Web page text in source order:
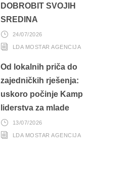
DOBROBIT SVOJIH
SREDINA
24/07/2026
LDA MOSTAR AGENCIJA
Od lokalnih priča do
zajedničkih rješenja:
uskoro počinje Kamp
liderstva za mlade
13/07/2026
LDA MOSTAR AGENCIJA